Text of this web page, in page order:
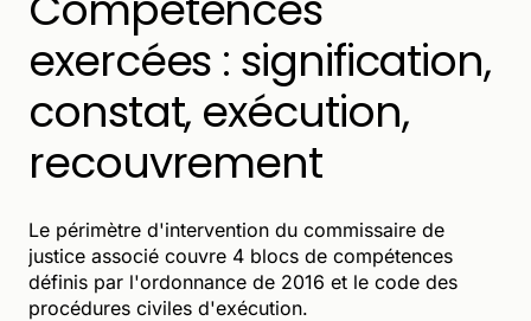
exercées : signification,
constat, exécution,
recouvrement
Le périmètre d'intervention du commissaire de
justice associé couvre 4 blocs de compétences
définis par l'ordonnance de 2016 et le code des
procédures civiles d'exécution.